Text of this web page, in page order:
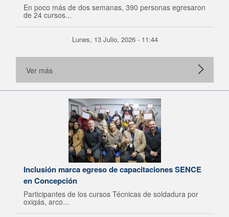
En poco más de dos semanas, 390 personas egresaron
de 24 cursos...
Lunes, 13 Julio, 2026 - 11:44
Ver más
Inclusión marca egreso de capacitaciones SENCE
en Concepción
Participantes de los cursos Técnicas de soldadura por
oxigás, arco...